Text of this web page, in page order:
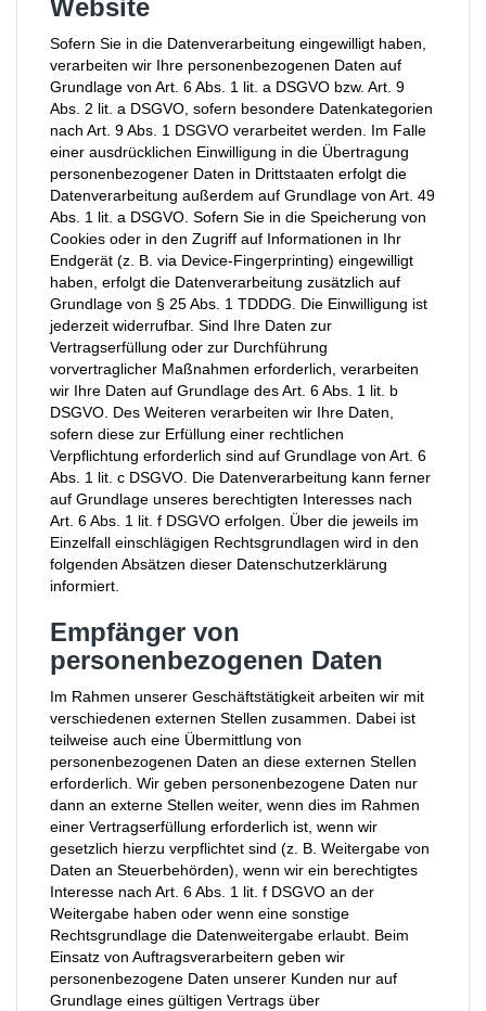
Website
Sofern Sie in die Datenverarbeitung eingewilligt haben,
verarbeiten wir Ihre personenbezogenen Daten auf
Grundlage von Art. 6 Abs. 1 lit. a DSGVO bzw. Art. 9
Abs. 2 lit. a DSGVO, sofern besondere Datenkategorien
nach Art. 9 Abs. 1 DSGVO verarbeitet werden. Im Falle
einer ausdrücklichen Einwilligung in die Übertragung
personenbezogener Daten in Drittstaaten erfolgt die
Datenverarbeitung außerdem auf Grundlage von Art. 49
Abs. 1 lit. a DSGVO. Sofern Sie in die Speicherung von
Cookies oder in den Zugriff auf Informationen in Ihr
Endgerät (z. B. via Device-Fingerprinting) eingewilligt
haben, erfolgt die Datenverarbeitung zusätzlich auf
Grundlage von § 25 Abs. 1 TDDDG. Die Einwilligung ist
jederzeit widerrufbar. Sind Ihre Daten zur
Vertragserfüllung oder zur Durchführung
vorvertraglicher Maßnahmen erforderlich, verarbeiten
wir Ihre Daten auf Grundlage des Art. 6 Abs. 1 lit. b
DSGVO. Des Weiteren verarbeiten wir Ihre Daten,
sofern diese zur Erfüllung einer rechtlichen
Verpflichtung erforderlich sind auf Grundlage von Art. 6
Abs. 1 lit. c DSGVO. Die Datenverarbeitung kann ferner
auf Grundlage unseres berechtigten Interesses nach
Art. 6 Abs. 1 lit. f DSGVO erfolgen. Über die jeweils im
Einzelfall einschlägigen Rechtsgrundlagen wird in den
folgenden Absätzen dieser Datenschutzerklärung
informiert.
Empfänger von
personenbezogenen Daten
Im Rahmen unserer Geschäftstätigkeit arbeiten wir mit
verschiedenen externen Stellen zusammen. Dabei ist
teilweise auch eine Übermittlung von
personenbezogenen Daten an diese externen Stellen
erforderlich. Wir geben personenbezogene Daten nur
dann an externe Stellen weiter, wenn dies im Rahmen
einer Vertragserfüllung erforderlich ist, wenn wir
gesetzlich hierzu verpflichtet sind (z. B. Weitergabe von
Daten an Steuerbehörden), wenn wir ein berechtigtes
Interesse nach Art. 6 Abs. 1 lit. f DSGVO an der
Weitergabe haben oder wenn eine sonstige
Rechtsgrundlage die Datenweitergabe erlaubt. Beim
Einsatz von Auftragsverarbeitern geben wir
personenbezogene Daten unserer Kunden nur auf
Grundlage eines gültigen Vertrags über